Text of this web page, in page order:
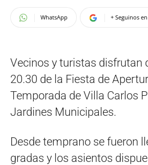
WhatsApp + Seguinos
Vecinos y turistas disfrutan
20.30 de la Fiesta de
Temporada de Villa Carlos
Jardines Municipales.
Desde temprano se fueron
gradas y los asientos